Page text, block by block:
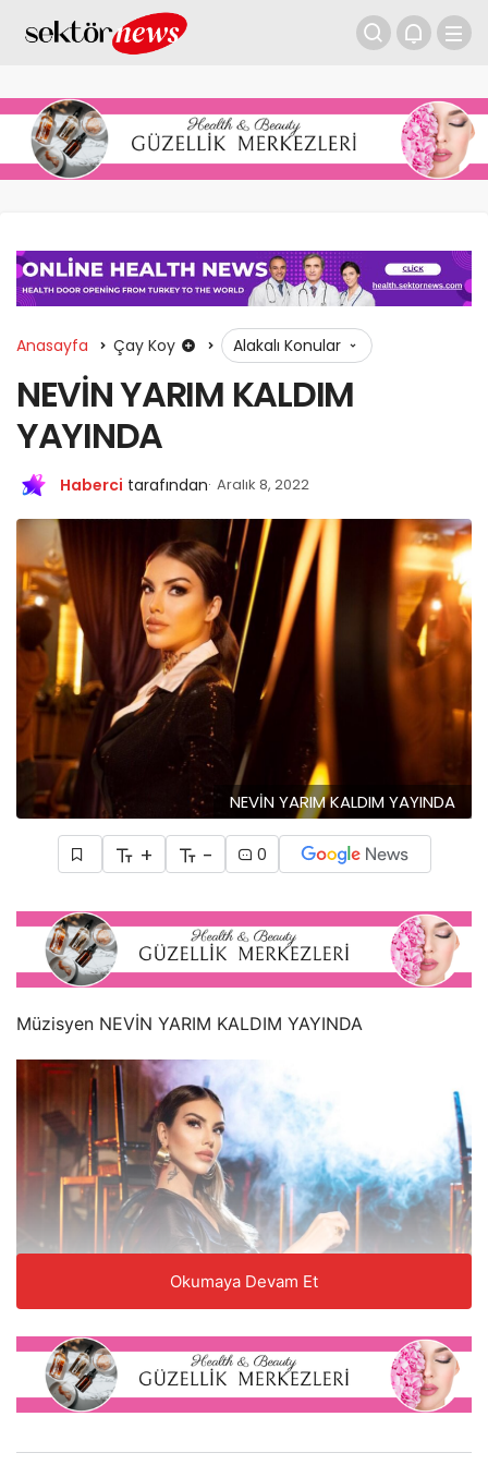
Anasayfa Çay Koy Alakalı Konular
NEVİN YARIM KALDIM
YAYINDA
Haberci tarafından Aralık 8, 2022
NEVİN YARIM KALDIM YAYINDA
+ - 0
Müzisyen NEVİN YARIM KALDIM YAYINDA
Müzisyen nevin
Nevin, 3 Kasım 1988 yılında Bursa’da doğdu. İlk tekli
aradan sonra “Yarım Kaldım” teklisiyle müzik
Okumaya Devam Et